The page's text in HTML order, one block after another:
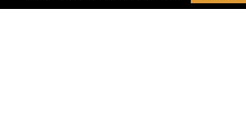
Zhurnal.mk është Agjenci e Lajmeve e